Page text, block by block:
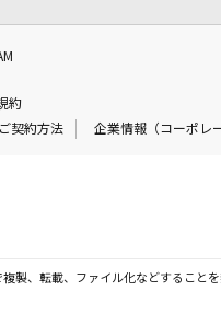
約
ご契約方法 企業情報（コーポレ
製、転載、ファイル化などすることを